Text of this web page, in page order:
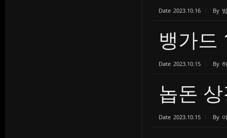
Date 2023.10.16 By
뱅가드
Date 2023.10.15 By
놉돈
Date 2023.10.15 By